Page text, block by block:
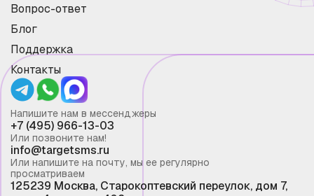
Вопрос-ответ
Блог
Поддержка
Контакты
Напишите нам в мессенджеры
+7 (495) 966-13-03
Или позвоните нам!
info@targetsms.ru
Или напишите на почту, мы ее регулярно
просматриваем
125239 Москва, Старокоптевский переулок, дом 7,